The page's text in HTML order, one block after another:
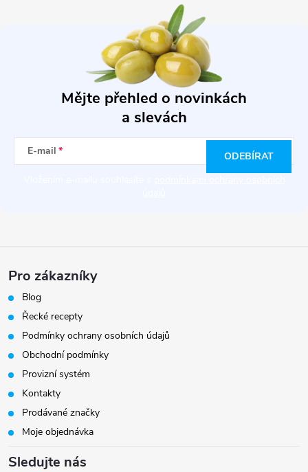
Mějte přehled o novinkách
a slevách
E-mail ODEBÍRAT
Pro zákazníky
Blog
Řecké recepty
Podmínky ochrany osobních údajů
Obchodní podmínky
Provizní systém
Kontakty
Prodávané značky
Moje objednávka
Sledujte nás